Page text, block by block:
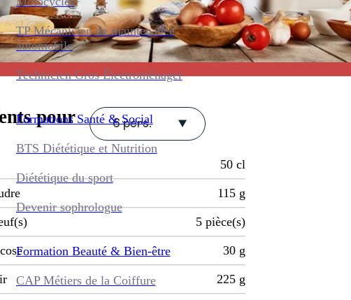
TP Mécanicien de maintenance
automobile
Technicien Gros Électroménager
Formations Santé & Social
BTS Diététique et Nutrition
Diététique du sport
Devenir sophrologue
Formation Beauté & Bien-être
CAP Métiers de la Coiffure
pour 6 pers.
50 cl
115 g
5 pièce(s)
30 g
225 g